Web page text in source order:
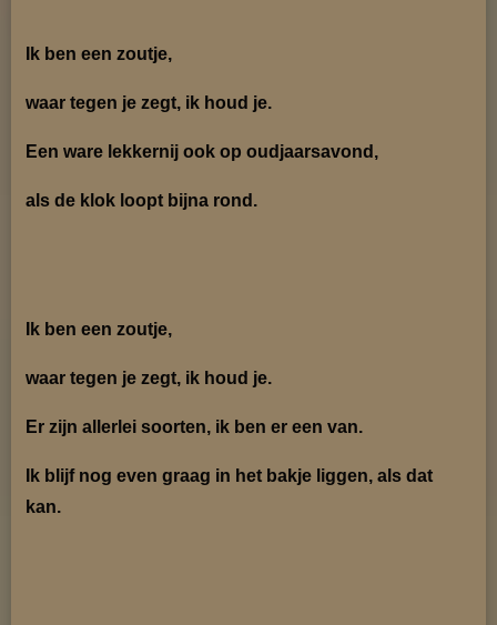
Ik ben een zoutje,
waar tegen je zegt, ik houd je.
Een ware lekkernij ook op oudjaarsavond,
als de klok loopt bijna rond.
Ik ben een zoutje,
waar tegen je zegt, ik houd je.
Er zijn allerlei soorten, ik ben er een van.
Ik blijf nog even graag in het bakje liggen, als dat
kan.